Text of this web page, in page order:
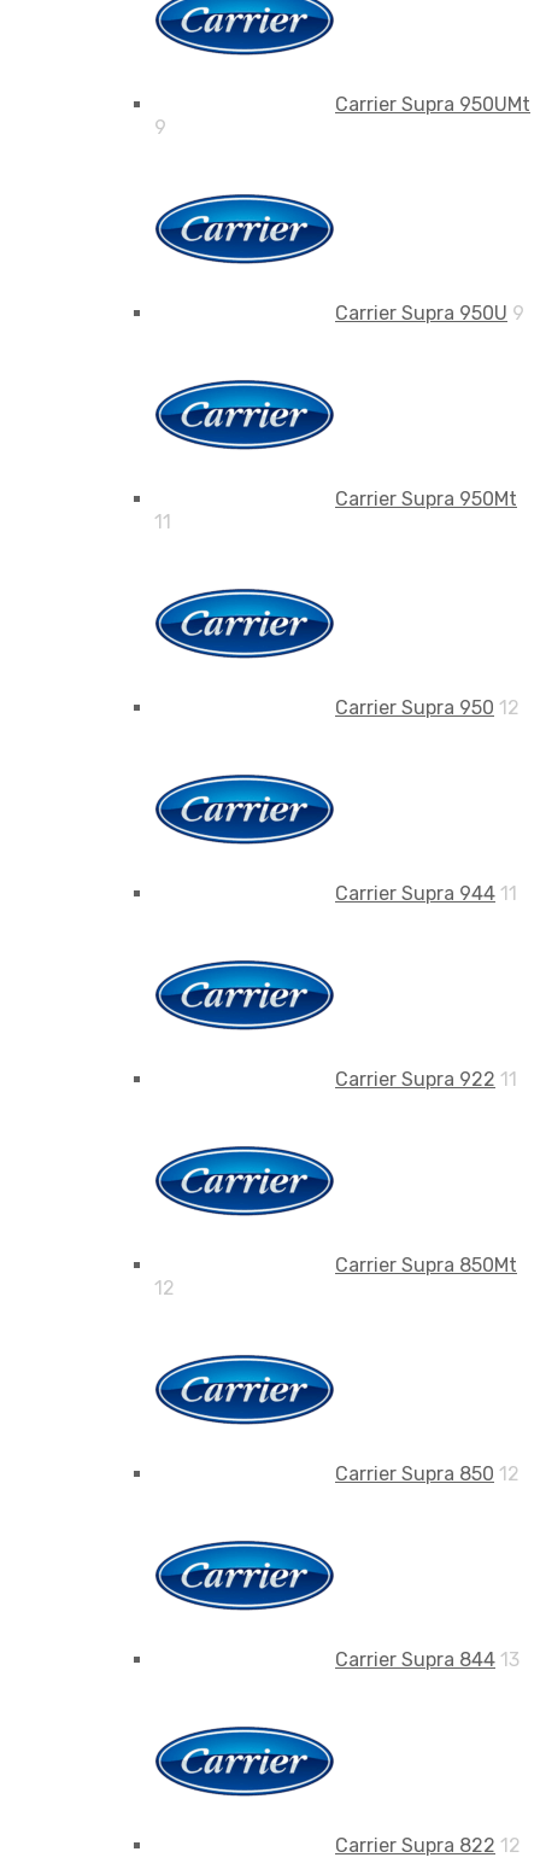
Carrier Supra 950UMt
9
Carrier Supra 950U 9
Carrier Supra 950Mt
11
Carrier Supra 950 12
Carrier Supra 944 11
Carrier Supra 922 11
Carrier Supra 850Mt
12
Carrier Supra 850 12
Carrier Supra 844 13
Carrier Supra 822 12